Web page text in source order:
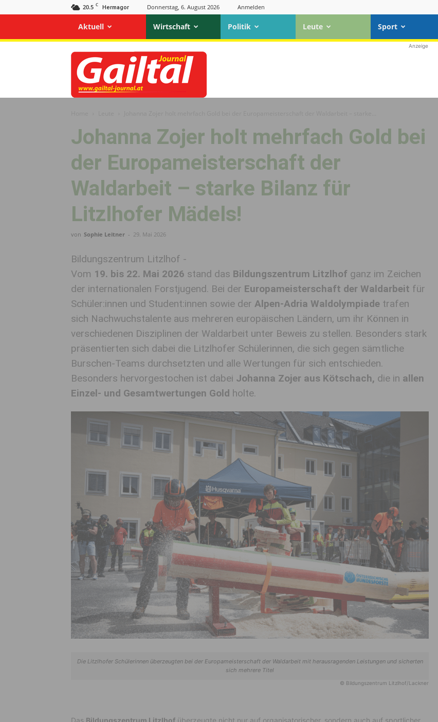
20.5 C Hermagor Donnerstag, 6. August 2026 Anmelden
Aktuell Wirtschaft Politik Leute Sport
Gailtal
Journal
Anzeige
Johanna Zojer holt mehrfach Gold bei
der Europameisterschaft der
Waldarbeit – starke Bilanz für
Litzlhofer Mädels!
von Sophie Leitner - 29. Mai 2026
Bildungszentrum Litzlhof -
Vom 19. bis 22. Mai 2026 stand das Bildungszentrum Litzlhof ganz im Zeichen
der internationalen Forstjugend. Bei der Europameisterschaft der Waldarbeit für
Schüler:innen und Student:innen sowie der Alpen-Adria Waldolympiade trafen
sich Nachwuchstalente aus mehreren europäischen Ländern, um ihr Können in
verschiedenen Disziplinen der Waldarbeit unter Beweis zu stellen. Besonders stark
präsentierten sich dabei die Litzlhofer Schülerinnen, die sich gegen sämtliche
Burschen-Teams durchsetzten und alle Wertungen für sich entschieden.
Besonders hervorgestochen ist dabei Johanna Zojer aus Kötschach, die in allen
Einzel- und Gesamtwertungen Gold holte.
Die Litzlhofer Schülerinnen überzeugten bei der Europameisterschaft der Waldarbeit mit herausragenden Leistungen und sicherten
sich mehrere Titel
© Bildungszentrum Litzlhof/Lackner
Das Bildungszentrum Litzlhof überzeugte nicht nur auf organisatorischer, sondern auch auf sportlicher